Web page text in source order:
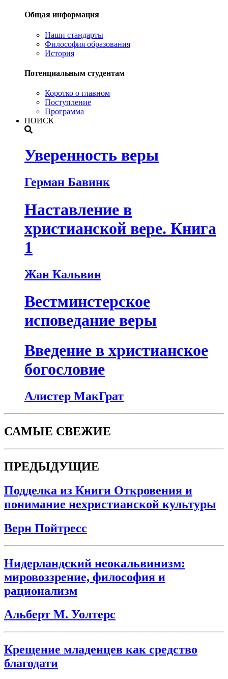
Общая информация
Наши стандарты
Философия образования
История
Потенциальным студентам
Коротко о главном
Поступление
Программа
ПОИСК
Уверенность веры
Герман Бавинк
Наставление в
христианской вере. Книга
1
Жан Кальвин
Вестминстерское
исповедание веры
Введение в христианское
богословие
Алистер МакГрат
САМЫЕ СВЕЖИЕ
ПРЕДЫДУЩИЕ
Подделка из Книги Откровения и
понимание нехристианской культуры
Верн Пойтресс
Нидерландский неокальвинизм:
мировоззрение, философия и
рационализм
Альберт М. Уолтерс
Крещение младенцев как средство
благодати